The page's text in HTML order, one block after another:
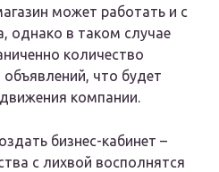
может работать и с
однако в таком случае
количество
что будет
компании.
бизнес-кабинет –
с лихвой восполнятся